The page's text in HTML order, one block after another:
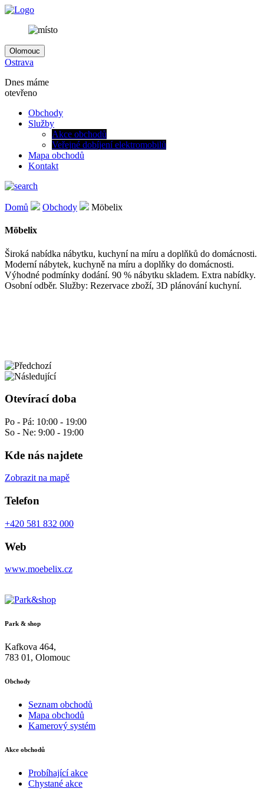
Olomouc
Ostrava
Dnes máme
otevřeno
Obchody
Služby
Akce obchodů
Veřejné dobíjení elektromobilů
Mapa obchodů
Kontakt
Domů Obchody Möbelix
Möbelix
Široká nabídka nábytku, kuchyní na míru a doplňků do domácnosti.
Moderní nábytek, kuchyně na míru a doplňky do domácnosti.
Výhodné podmínky dodání. 90 % nábytku skladem. Extra nabídky.
Osobní odběr. Služby: Rezervace zboží, 3D plánování kuchyní.
Otevírací doba
Po - Pá: 10:00 - 19:00
So - Ne: 9:00 - 19:00
Kde nás najdete
Zobrazit na mapě
Telefon
+420 581 832 000
Web
www.moebelix.cz
Park & shop
Kafkova 464,
783 01, Olomouc
Obchody
Seznam obchodů
Mapa obchodů
Kamerový systém
Akce obchodů
Probíhající akce
Chystané akce